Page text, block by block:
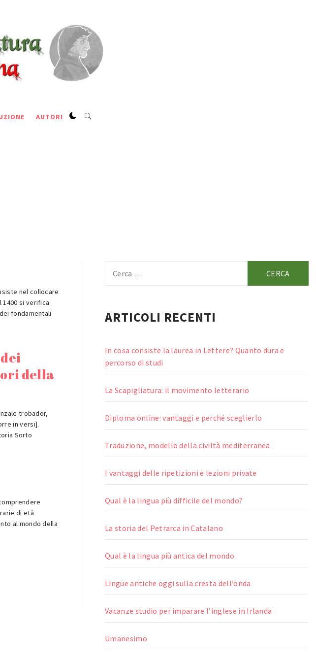
AUTORI
nel collocare
si verifica
fondamentali
della
trobador,
in versi].
Sorto
di età
al mondo della
per:
ARTICOLI RECENTI
In cosa consiste la laurea in Lettere? Quanto dura e
percorso di studi
La Scapigliatura: il movimento letterario
Diploma online: vantaggi e perché sceglierlo
Traduzione, modello della civiltà mediterranea
I vantaggi delle ripetizioni e lezioni private
Qual è la lingua più difficile del mondo?
La storia del Petrarca in Catalano
Qual è la lingua più antica del mondo
Lingue antiche oggi sulla cresta dell’onda
Vacanze studio per imparare l’inglese in Irlanda
Umanesimo